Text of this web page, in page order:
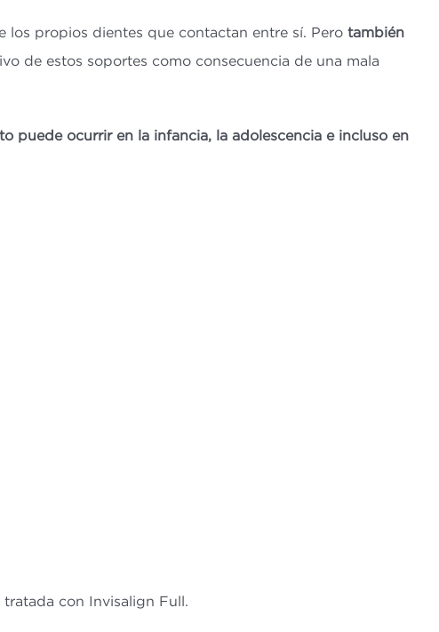
los propios dientes que contactan entre sí. Pero también
de estos soportes como consecuencia de una mala
puede ocurrir en la infancia, la adolescencia e incluso en
con Invisalign Full.